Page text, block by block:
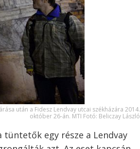
után a Fidesz Lendvay utcai székházára 2014.
október 26-án. MTI Fotó: Beliczay László
egy része a Lendvay